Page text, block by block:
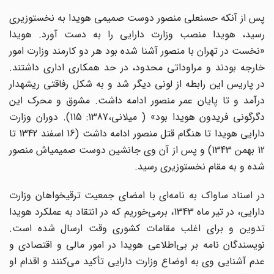
پس از آنکه حسنعلی منصور دوست صمیمی هویدا به نخست­وزیری
رسید، هویدا منصب وزارت دارایی را به دست آورد. هویدا
«نخست در تهران با منصور آشنا شده بود هر دو کارمند وزارت امور
خارجه بودند و مراوداتی محدود، در حد همکاری اداری داشتند.
در پاریس این رابطه از لونی دیگر شد و به شکل رفاقتی ریشه­دار
درآمد و تا پایان عمر منصور ادامه داشت. مشوق و محرک این
دگرگونی فریدون هویدا بود» ( میلانی،1387: 115). دوران وزارت
دارایی هویدا تا هنگام قتل منصور ادامه داشت (16 اسفند 1342 تا
12 بهمن 1343) و پس از آن وی جانشین دوست صمیمی­اش منصور
شده و به مقام نخست­وزیری رسید.
در اسناد ساواک به نامه‌ای با امضای جمعیت ترقی­خواهان وزارت
دارایی، در تیر ماه 1343، برمی‌خوریم که در انتقاد به عملکرد هویدا
تدوین و برای اغلب مقامات کشوری وقت ارسال شده است.
نویسندگان نامه بر بی‌اطلاعی هویدا در امور مالی و اقتصادی و
عدم آشنایی وی به اوضاع وزارت دارایی تأکید می‌کنند و اقدام او